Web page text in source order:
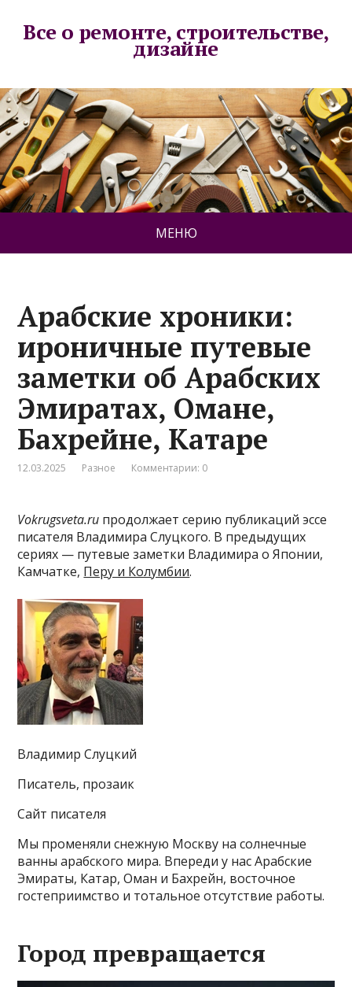
Все о ремонте, строительстве,
дизайне
МЕНЮ
Арабские хроники:
ироничные путевые
заметки об Арабских
Эмиратах, Омане,
Бахрейне, Катаре
12.03.2025 Разное Комментарии: 0
Vokrugsveta.ru продолжает серию публикаций эссе
писателя Владимира Слуцкого. В предыдущих
сериях — путевые заметки Владимира о Японии,
Камчатке, Перу и Колумбии.
Владимир Слуцкий
Писатель, прозаик
Сайт писателя
Мы променяли снежную Москву на солнечные
ванны арабского мира. Впереди у нас Арабские
Эмираты, Катар, Оман и Бахрейн, восточное
гостеприимство и тотальное отсутствие работы.
Город превращается